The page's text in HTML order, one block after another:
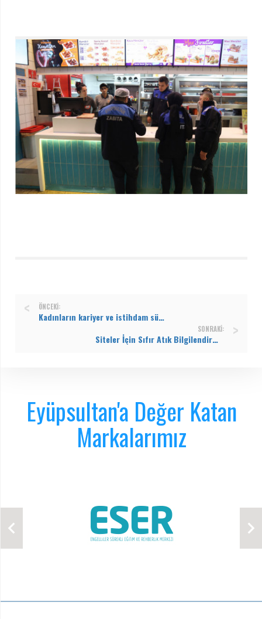
ÖNCEKI:
Kadınların kariyer ve istihdam süreçlerindeki hakları konuşuldu
SONRAKI:
Siteler İçin Sıfır Atık Bilgilendirme Toplantısı
Eyüpsultan'a Değer Katan
Markalarımız